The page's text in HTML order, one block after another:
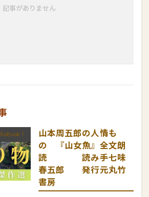
記事がありません
！
山本周五郎の人情も
の 『山女魚』全文朗
読 読み手七味
春五郎 発行元丸竹
書房